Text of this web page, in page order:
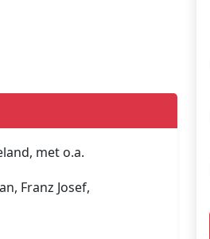
met o.a.
Franz Josef,